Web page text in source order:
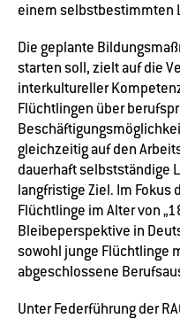
einem selbstbestimmten
Die geplante
starten soll, zielt auf die
interkultureller
Flüchtlingen über
gleichzeitig auf den
dauerhaft selbstständige
langfristige Ziel. Im Fokus
Flüchtlinge im Alter von
Bleibeperspektive in
sowohl junge Flüchtlinge
abgeschlossene
Unter Federführung der